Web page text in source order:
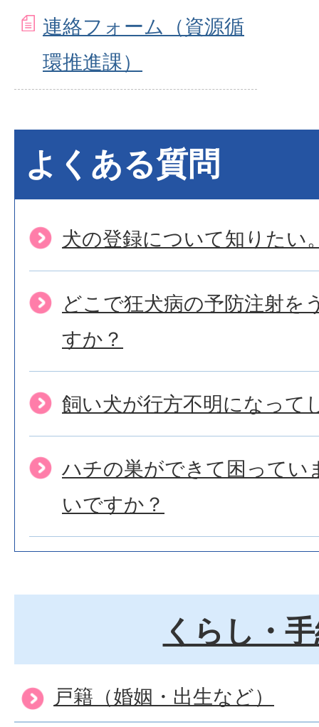
連絡フォーム（資源循
環推進課）
よくある質問
犬の登録について知りたい
どこで狂犬病の予防注射を
すか？
飼い犬が行方不明になって
ハチの巣ができて困ってい
いですか？
くらし・
戸籍（婚姻・出生など）